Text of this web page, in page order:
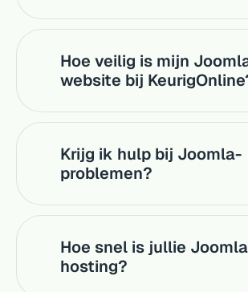
Hoe veilig is mijn
website bij
Krijg ik hulp bij Joomla-
problemen?
Hoe snel is jullie Joomla
hosting?